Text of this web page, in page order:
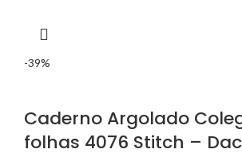
-39%
Caderno Argolado
folhas 4076 Stitch – Dac